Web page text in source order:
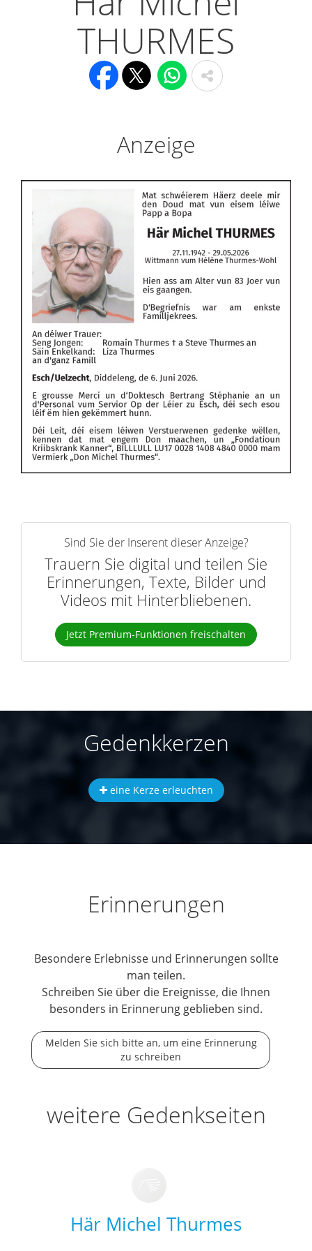
THURMES
Anzeige
Sind Sie der Inserent dieser Anzeige?
Trauern Sie digital und teilen Sie
Erinnerungen, Texte, Bilder und
Videos mit Hinterbliebenen.
Jetzt Premium-Funktionen freischalten
Gedenkkerzen
eine Kerze erleuchten
Erinnerungen
Besondere Erlebnisse und Erinnerungen sollte
man teilen.
Schreiben Sie über die Ereignisse, die Ihnen
besonders in Erinnerung geblieben sind.
Melden Sie sich bitte an, um eine Erinnerung
zu schreiben
weitere Gedenkseiten
Här Michel Thurmes